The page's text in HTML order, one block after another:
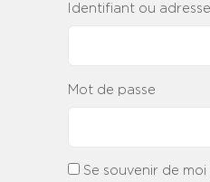
Identifiant ou
Mot de passe
Se souvenir de moi